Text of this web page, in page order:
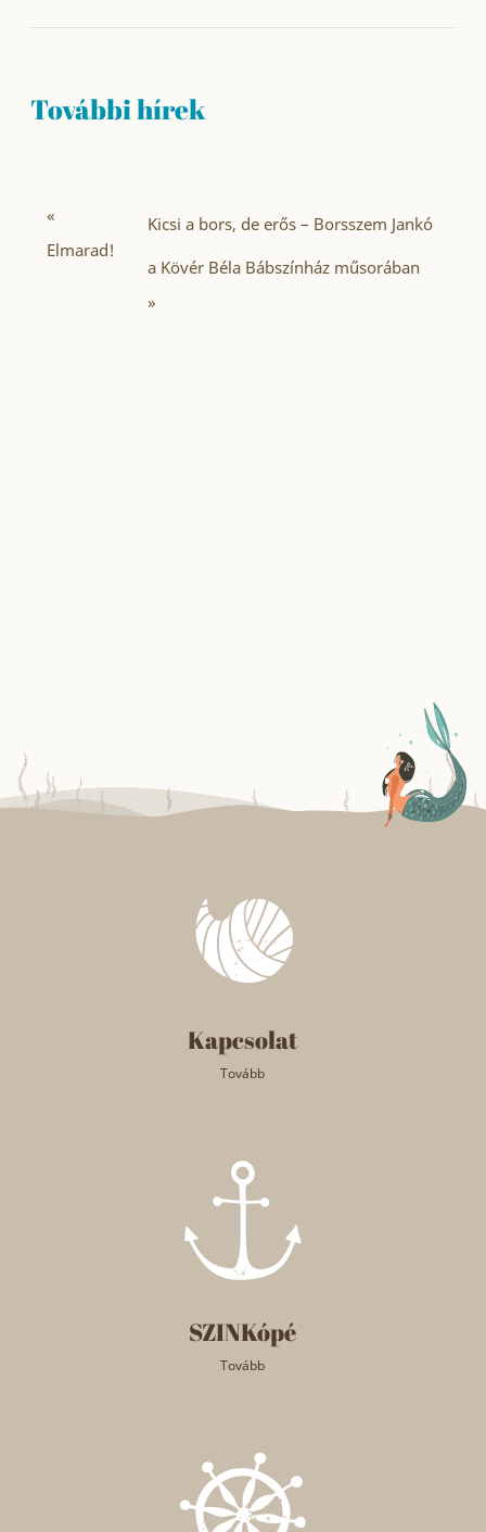
További hírek
«
Elmarad!
Kicsi a bors, de erős – Borsszem Jankó
a Kövér Béla Bábszínház műsorában
»
Kapcsolat
Tovább
SZINKópé
Tovább